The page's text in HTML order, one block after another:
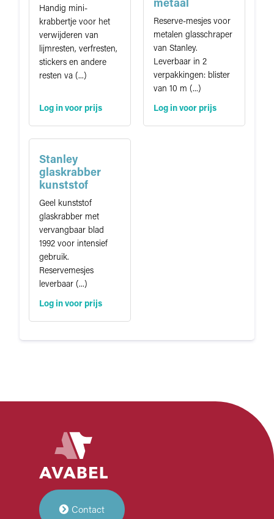
eHandig mini-
krabbertje voor het
verwijderen van
lijmresten, verfresten,
stickers en andere
resten va (...)
Log in voor prijs
metaal
Reserve-mesjes voor
metalen glasschraper
van Stanley.
Leverbaar in 2
verpakkingen: blister
van 10 m (...)
Log in voor prijs
Stanley
glaskrabber
kunststof
Geel kunststof
glaskrabber met
vervangbaar blad
1992 voor intensief
gebruik.
Reservemesjes
leverbaar (...)
Log in voor prijs
Contact